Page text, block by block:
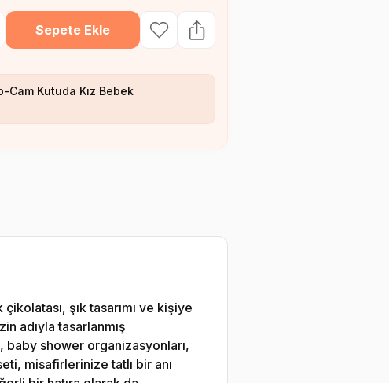
Sepete Ekle
Cam Kutuda Kız Bebek
şık tasarımı ve kişiye
adıyla tasarlanmış
baby shower organizasyonları,
misafirlerinize tatlı bir anı